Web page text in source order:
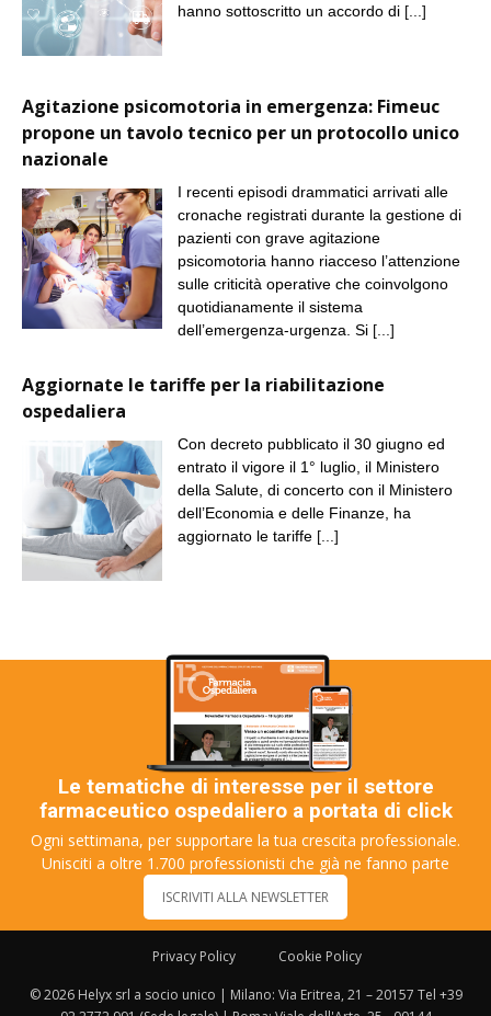
hanno sottoscritto un accordo di [...]
Agitazione psicomotoria in emergenza: Fimeuc
propone un tavolo tecnico per un protocollo unico
nazionale
I recenti episodi drammatici arrivati alle
cronache registrati durante la gestione di
pazienti con grave agitazione
psicomotoria hanno riacceso l’attenzione
sulle criticità operative che coinvolgono
quotidianamente il sistema
dell’emergenza-urgenza. Si [...]
Aggiornate le tariffe per la riabilitazione
ospedaliera
Con decreto pubblicato il 30 giugno ed
entrato il vigore il 1° luglio, il Ministero
della Salute, di concerto con il Ministero
dell’Economia e delle Finanze, ha
aggiornato le tariffe [...]
Le tematiche di interesse per il settore
farmaceutico ospedaliero a portata di click
Ogni settimana, per supportare la tua crescita professionale.
Unisciti a oltre 1.700 professionisti che già ne fanno parte
ISCRIVITI ALLA NEWSLETTER
Privacy Policy Cookie Policy
© 2026 Helyx srl a socio unico | Milano: Via Eritrea, 21 – 20157 Tel +39